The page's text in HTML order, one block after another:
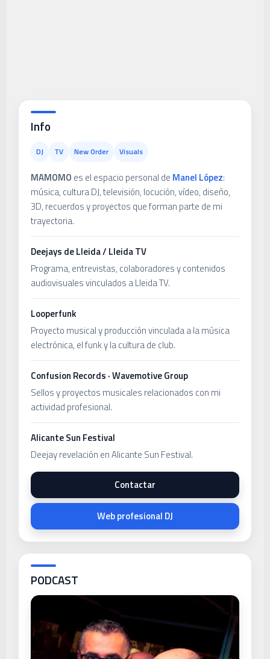
Info
DJ TV New Order Visuals
MAMOMO es el espacio personal de Manel López:
música, cultura DJ, televisión, locución, vídeo, diseño,
3D, recuerdos y proyectos que forman parte de mi
trayectoria.
Deejays de Lleida / Lleida TV
Programa, entrevistas, colaboradores y contenidos
audiovisuales vinculados a Lleida TV.
Looperfunk
Proyecto musical y producción vinculada a la música
electrónica, el funk y la cultura de club.
Confusion Records · Wavemotive Group
Sellos y proyectos musicales relacionados con mi
actividad profesional.
Alicante Sun Festival
Deejay revelación en Alicante Sun Festival.
Contactar
Web profesional DJ
PODCAST